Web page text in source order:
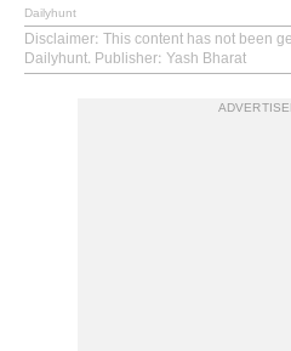
Dailyhunt
Disclaimer: This content has not been
Dailyhunt. Publisher: Yash Bharat